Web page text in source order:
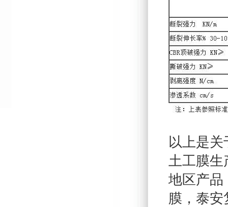
以上是
土工膜生
地区产
膜 ， 泰安